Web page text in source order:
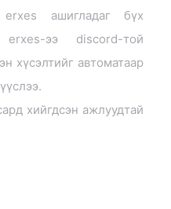
erxes ашигладаг бүх
erxes-ээ discord-той
хүсэлтийг автоматаар
хийгдсэн ажлуудтай